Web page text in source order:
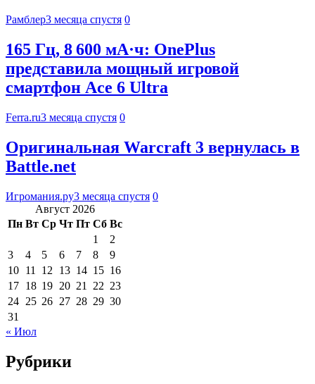
Рамблер3 месяца спустя 0
165 Гц, 8 600 мА·ч: OnePlus
представила мощный игровой
смартфон Ace 6 Ultra
Ferra.ru3 месяца спустя 0
Оригинальная Warcraft 3 вернулась в
Battle.net
Игромания.ру3 месяца спустя 0
Август 2026
Пн Вт Ср Чт Пт Сб Вс
1
2
3
4 5 6 7 8
9
10 11 12 13 14 15 16
17 18 19 20 21 22 23
24 25 26 27 28 29 30
31
« Июл
Рубрики